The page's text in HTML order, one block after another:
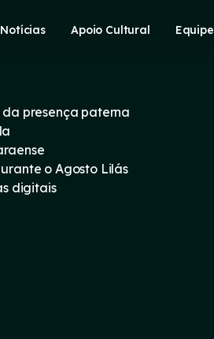
Notícias Apoio Cultural Equipe
presença paterna
o Agosto Lilás
digitais